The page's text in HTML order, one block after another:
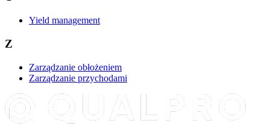
Yield management
Z
Zarządzanie obłożeniem
Zarządzanie przychodami